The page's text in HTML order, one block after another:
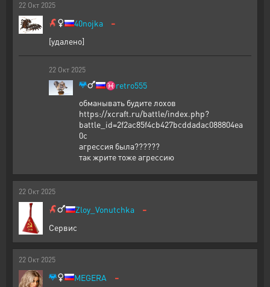
22 Окт 2025
40nojka -
[удалено]
22 Окт 2025
♓retro555
обманывать будите лохов
https://xcraft.ru/battle/index.php?
battle_id=2f2ac85f4cb427bcddadac088804ea
0c
агрессия была??????
так жрите тоже агрессию
22 Окт 2025
Zloy_Vonutchka -
Сервис
22 Окт 2025
MEGERA -